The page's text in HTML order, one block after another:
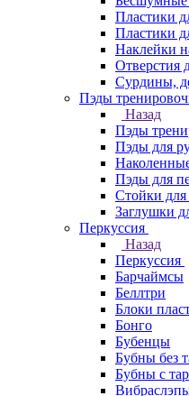
Пластики
Пластики
Наклейки
Отверстия
Сурдины,
Пэды
Назад
Пэды
Пэды для
Пэды для
Стойки
Заглушки
Перкуссия
Назад
Перкуссия
Барчаймсы
Беллтри
Блоки
Бонго
Бубенцы
Бубны без
Бубны с